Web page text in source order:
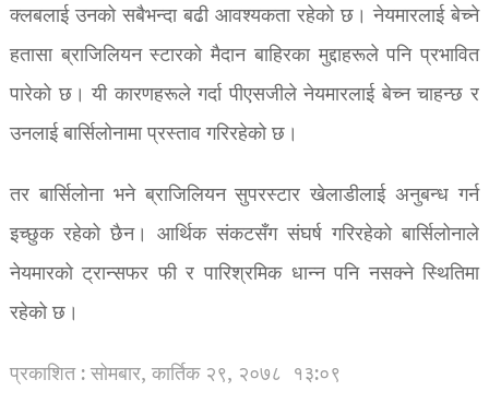
क्लबलाई उनको सबैभन्दा बढी आवश्यकता रहेको छ। नेयमारलाई बेच्ने
हतासा ब्राजिलियन स्टारको मैदान बाहिरका मुद्दाहरूले पनि प्रभावित
पारेको छ। यी कारणहरूले गर्दा पीएसजीले नेयमारलाई बेच्न चाहन्छ र
उनलाई बार्सिलोनामा प्रस्ताव गरिरहेको छ।
तर बार्सिलोना भने ब्राजिलियन सुपरस्टार खेलाडीलाई अनुबन्ध गर्न
इच्छुक रहेको छैन। आर्थिक संकटसँग संघर्ष गरिरहेको बार्सिलोनाले
नेयमारको ट्रान्सफर फी र पारिश्रमिक धान्न पनि नसक्ने स्थितिमा
रहेको छ।
प्रकाशित : सोमबार, कार्तिक २९, २०७८ १३:०९